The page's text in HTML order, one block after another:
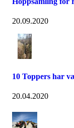
20.09.2020
10 Toppers har
20.04.2020